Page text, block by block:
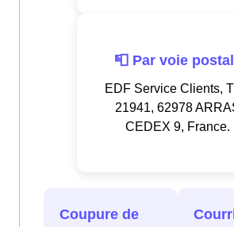
📮 Par voie
EDF Service Clients,
21941, 62978
CEDEX 9, France.
Coupure de